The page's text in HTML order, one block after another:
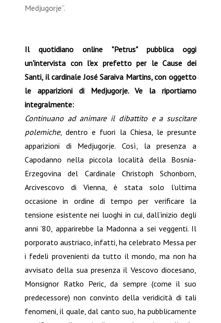
Medjugorje”.
Il quotidiano online "Petrus" pubblica oggi
un'intervista con l'ex prefetto per le Cause dei
Santi, il cardinale José Saraiva Martins, con oggetto
le apparizioni di Medjugorje. Ve la riportiamo
integralmente:
Continuano ad animare il dibattito e a suscitare
polemiche, dentro e fuori la Chiesa, le presunte
apparizioni di Medjugorje. Così, la presenza a
Capodanno nella piccola località della Bosnia-
Erzegovina del Cardinale Christoph Schonborn,
Arcivescovo di Vienna, è stata solo l’ultima
occasione in ordine di tempo per verificare la
tensione esistente nei luoghi in cui, dall’inizio degli
anni ’80, apparirebbe la Madonna a sei veggenti. Il
porporato austriaco, infatti, ha celebrato Messa per
i fedeli provenienti da tutto il mondo, ma non ha
avvisato della sua presenza il Vescovo diocesano,
Monsignor Ratko Peric, da sempre (come il suo
predecessore) non convinto della veridicità di tali
fenomeni, il quale, dal canto suo, ha pubblicamente